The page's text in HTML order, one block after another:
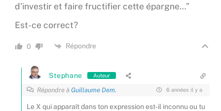
d’investir et faire fructifier cette épargne…”
Est-ce correct?
0 Répondre
Stephane Auteur
Répondre àGuillaume Dem. 6 années il y a
Le X qui apparaît dans ton expression est-il inconnu ou tu